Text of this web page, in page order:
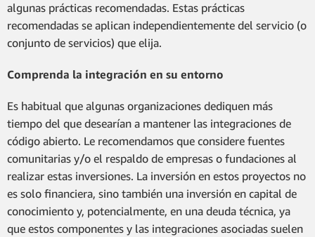
algunas prácticas recomendadas. Estas prácticas
recomendadas se aplican independientemente del servicio (o
conjunto de servicios) que elija.
Comprenda la integración en su entorno
Es habitual que algunas organizaciones dediquen más
tiempo del que desearían a mantener las integraciones de
código abierto. Le recomendamos que considere fuentes
comunitarias y/o el respaldo de empresas o fundaciones al
realizar estas inversiones. La inversión en estos proyectos no
es solo financiera, sino también una inversión en capital de
conocimiento y, potencialmente, en una deuda técnica, ya
que estos componentes y las integraciones asociadas suelen